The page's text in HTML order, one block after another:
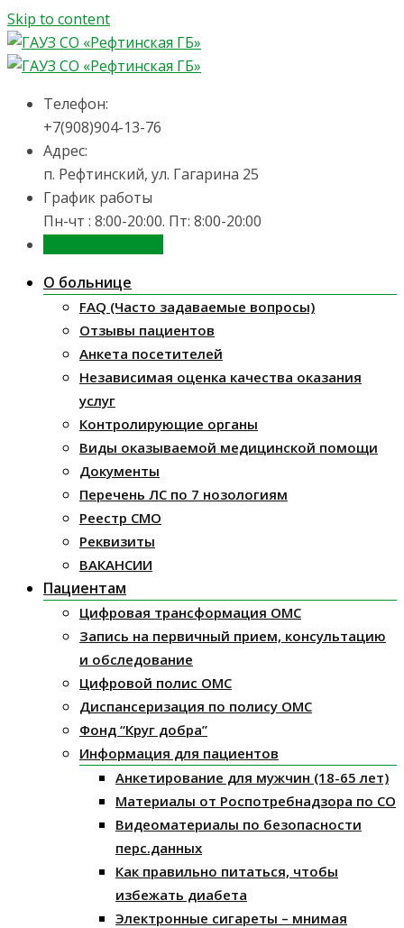
Skip to content
Телефон:
+7(908)904-13-76
Адрес:
п. Рефтинский, ул. Гагарина 25
График работы
Пн-чт : 8:00-20:00. Пт: 8:00-20:00
О больнице
FAQ (Часто задаваемые вопросы)
Отзывы пациентов
Анкета посетителей
Независимая оценка качества оказания
услуг
Контролирующие органы
Виды оказываемой медицинской помощи
Документы
Перечень ЛС по 7 нозологиям
Реестр СМО
Реквизиты
ВАКАНСИИ
Пациентам
Цифровая трансформация ОМС
Запись на первичный прием, консультацию
и обследование
Цифровой полис ОМС
Диспансеризация по полису ОМС
Фонд “Круг добра”
Информация для пациентов
Анкетирование для мужчин (18-65 лет)
Материалы от Роспотребнадзора по СО
Видеоматериалы по безопасности
перс.данных
Как правильно питаться, чтобы
избежать диабета
Электронные сигареты – мнимая